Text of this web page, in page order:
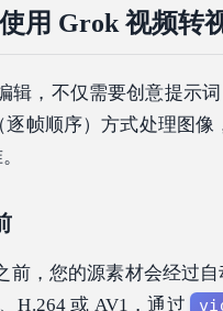
用 Grok 视频转
辑，不仅需要创意提示
逐帧顺序）方式处理图
前，您的源素材会经过
H.264 或 AV1，通过